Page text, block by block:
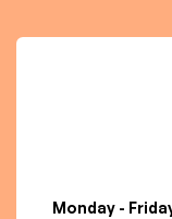
Monday -